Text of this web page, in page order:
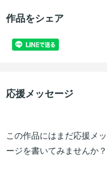
作品をシェア
応援メッセージ
この作品にはまだ応援メ
ージを書いてみませんか？